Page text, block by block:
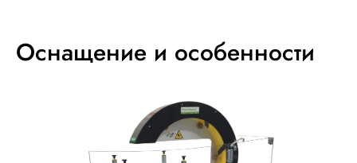
Оснащение и особенности